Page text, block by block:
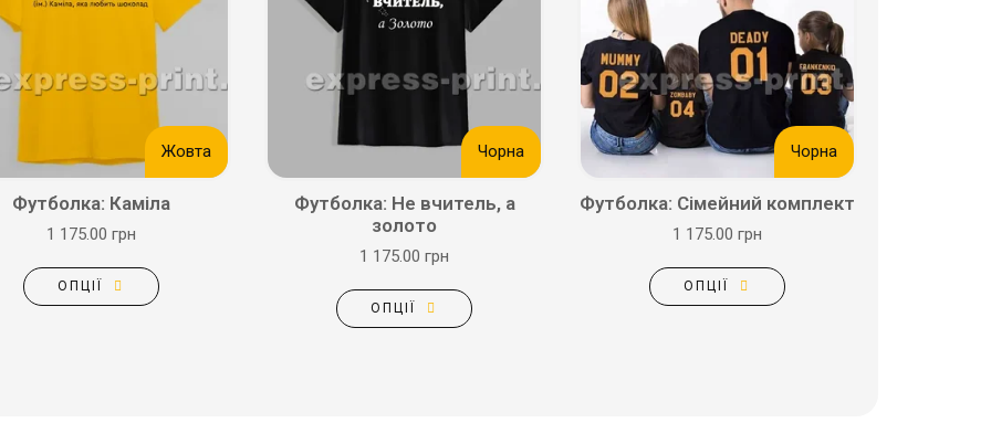
Жовта
Футболка: Каміла
1 175.00 грн
ОПЦІЇ
Чорна
Футболка: Не вчитель, а
золото
1 175.00 грн
ОПЦІЇ
Чорна
Футболка: Сімейний комплект
1 175.00 грн
ОПЦІЇ